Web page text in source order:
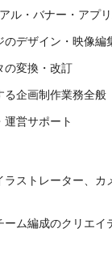
ル・バナー・アプ
のデザイン・映像編
の変換・改訂
る企画制作業務全般
運営サポート
ラストレーター、カ
ーム編成のクリエイ